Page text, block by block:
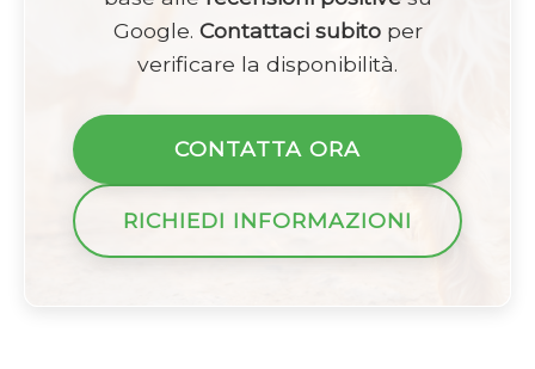
Google. Contattaci subitoper
verificare la disponibilità.
CONTATTA ORA
RICHIEDI INFORMAZIONI